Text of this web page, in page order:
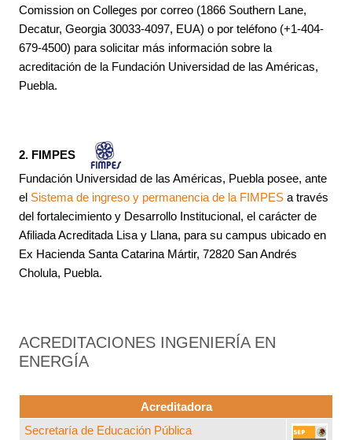
Comission on Colleges por correo (1866 Southern Lane,
Decatur, Georgia 30033-4097, EUA) o por teléfono (+1-404-
679-4500) para solicitar más información sobre la
acreditación de la Fundación Universidad de las Américas,
Puebla.
2. FIMPES
Fundación Universidad de las Américas, Puebla posee, ante
el Sistema de ingreso y permanencia de la FIMPES a través
del fortalecimiento y Desarrollo Institucional, el carácter de
Afiliada Acreditada Lisa y Llana, para su campus ubicado en
Ex Hacienda Santa Catarina Mártir, 72820 San Andrés
Cholula, Puebla.
ACREDITACIONES INGENIERÍA EN
ENERGÍA
Acreditadora
Secretaría de Educación Pública